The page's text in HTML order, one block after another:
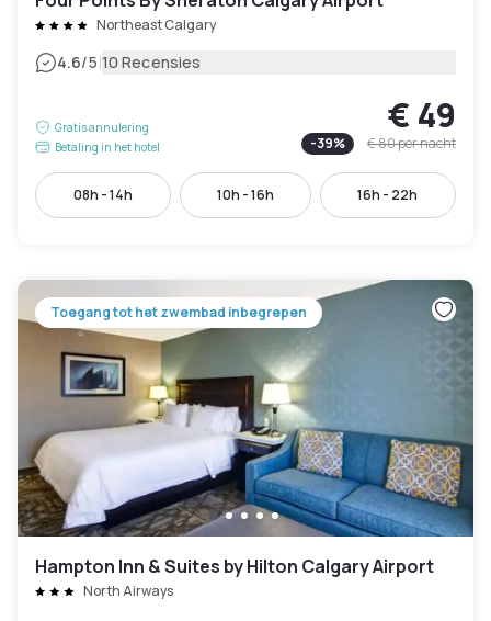
Northeast Calgary
4.6/5|10 Recensies
Gratis annulering
Betaling in het hotel
€ 49
-39% € 80per nacht
08h - 14h 10h - 16h 16h - 22h
Toegang tot het zwembad inbegrepen
Hampton Inn & Suites by Hilton Calgary Airport
North Airways